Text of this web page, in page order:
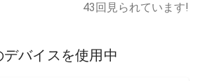
43回見られています!
デバイスを使用中